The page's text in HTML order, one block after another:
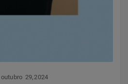
outubro 29, 2024